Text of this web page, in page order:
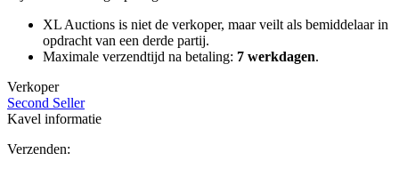
XL Auctions is niet de verkoper, maar veilt als bemiddelaar in
opdracht van een derde partij.
Maximale verzendtijd na betaling: 7 werkdagen.
Verkoper
Second Seller
Kavel informatie
Verzenden: